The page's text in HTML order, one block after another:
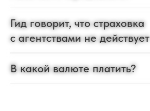
Гид говорит, что страховка
с агентствами не действует
В какой валюте платить?